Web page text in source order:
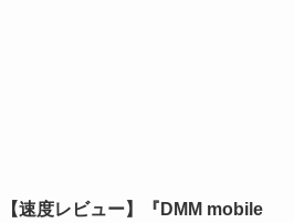
【速度レビュー】『DMM mobile